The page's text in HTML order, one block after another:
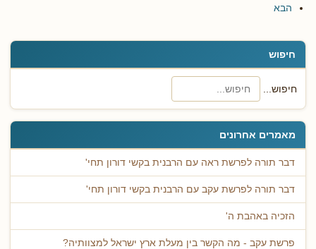
חיפוש
חיפוש...
מאמרים אחרונים
דבר תורה לפרשת ראה עם הרבנית בקשי דורון תחי'
דבר תורה לפרשת עקב עם הרבנית בקשי דורון תחי'
הזכיה באהבת ה'
פרשת עקב - מה הקשר בין מעלת ארץ ישראל למצוותיה?
הבא